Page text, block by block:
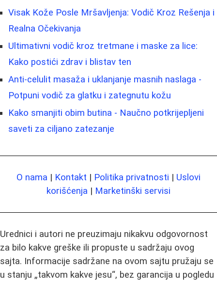
Visak Kože Posle Mršavljenja: Vodič Kroz Rešenja i
Realna Očekivanja
Ultimativni vodič kroz tretmane i maske za lice:
Kako postići zdrav i blistav ten
Anti-celulit masaža i uklanjanje masnih naslaga -
Potpuni vodič za glatku i zategnutu kožu
Kako smanjiti obim butina - Naučno potkrijepljeni
saveti za ciljano zatezanje
O nama | Kontakt | Politika privatnosti | Uslovi
korišćenja | Marketinški servisi
Urednici i autori ne preuzimaju nikakvu odgovornost
za bilo kakve greške ili propuste u sadržaju ovog
sajta. Informacije sadržane na ovom sajtu pružaju se
u stanju „takvom kakve jesu“, bez garancija u pogledu